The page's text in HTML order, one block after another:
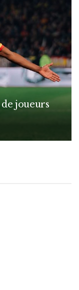
de joueurs